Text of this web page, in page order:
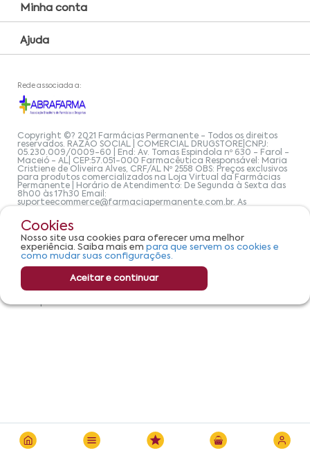
Cookies
Nosso site usa cookies para oferecer uma melhor
experiência. Saiba mais em para que servem os cookies e
como mudar suas configurações.
Aceitar e continuar
Minha conta
Ajuda
Rede associada a:
Copyright ©? 2021 Farmácias Permanente - Todos os direitos
reservados. RAZÃO SOCIAL | COMERCIAL DRUGSTORE|CNPJ:
05.230.009/0009-60 | End: Av. Tomas Espindola nº 630 - Farol -
Maceió - AL| CEP:57.051-000 Farmacêutica Responsável: Maria
Cristiene de Oliveira Alves, CRF/AL Nº 2558 OBS: Preços exclusivos
para produtos comercializados na Loja Virtual da Farmácias
Permanente | Horário de Atendimento: De Segunda à Sexta das
8h00 às 17h30 Email:
suporteecommerce@farmaciapermanente.com.br. As
automedicação e, de forma alguma, substituem as orientações
de um profissional da área médica. Apenas o médico está
capacitado para diagnosticar problemas de saúde e prescrever
o tratamento adequado. Se os sintomas persistirem, um médico
deve ser consultado. A Farmácia Permanente trabalha com as
tecnologias mais avançadas de proteção de dados, para que
você possa realizar suas compras com tranquilidade. A
privacidade e a segurança dos clientes são compromissos da
Farmácias Permanente. Todos os pedidos efetuados estão